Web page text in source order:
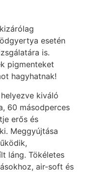
esetén
is.
pigmenteket
hagyhatnak!
kiváló
60 másodperces
erős és
Meggyújtása
láng. Tökéletes
air-soft és